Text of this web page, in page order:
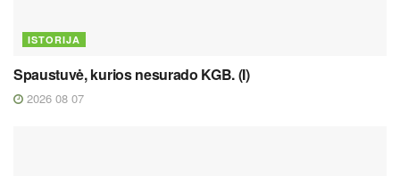
ISTORIJA
Spaustuvė, kurios nesurado KGB. (I)
2026 08 07